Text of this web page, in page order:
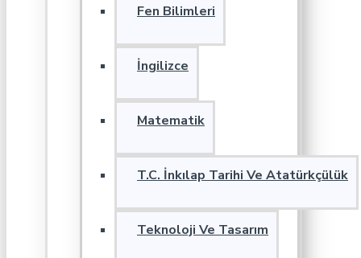
Fen Bilimleri
İngilizce
Matematik
T.C. İnkılap Tarihi Ve Atatürkçülük
Teknoloji Ve Tasarım